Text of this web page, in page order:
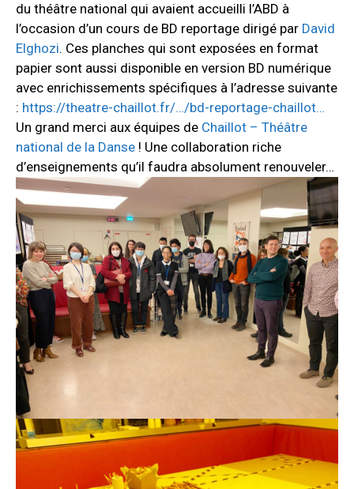
du théâtre national qui avaient accueilli l’ABD à
l’occasion d’un cours de BD reportage dirigé par David
Elghozi. Ces planches qui sont exposées en format
papier sont aussi disponible en version BD numérique
avec enrichissements spécifiques à l’adresse suivante
: https://theatre-chaillot.fr/…/bd-reportage-chaillot…
Un grand merci aux équipes de Chaillot – Théâtre
national de la Danse ! Une collaboration riche
d’enseignements qu’il faudra absolument renouveler…